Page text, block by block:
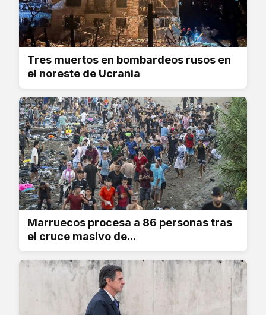
Tres muertos en bombardeos rusos en
el noreste de Ucrania
Marruecos procesa a 86 personas tras
el cruce masivo de...